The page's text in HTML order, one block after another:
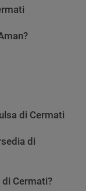
di Cermati
di
di Cermati?